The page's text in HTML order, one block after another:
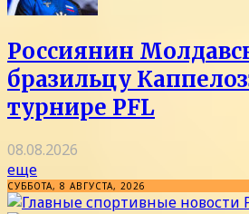
Россиянин
бразильцу
турнире PFL
08.08.2026
еще
СУББОТА, 8 АВГУСТА, 2026